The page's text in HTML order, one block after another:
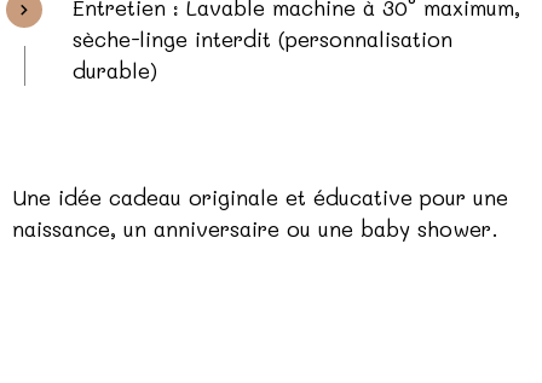
Entretien : Lavable machine à 30° maximum,
sèche-linge interdit (personnalisation
durable)
Une idée cadeau originale et éducative pour une
naissance, un anniversaire ou une baby shower.